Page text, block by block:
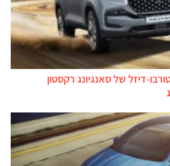
דיזל של סאנגיונג רקסטון